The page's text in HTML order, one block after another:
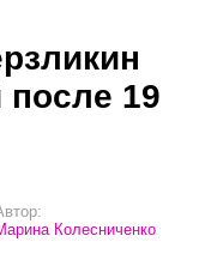
после 19
Колесниченко